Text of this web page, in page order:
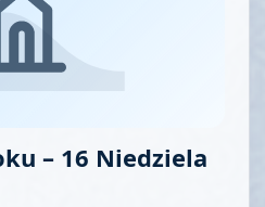
– 16 Niedziela